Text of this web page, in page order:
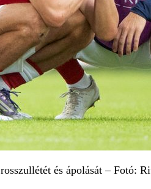
és ápolását – Fotó: